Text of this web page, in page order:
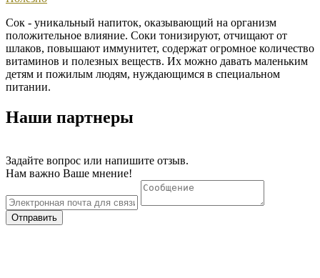
Сок - уникальный напиток, оказывающий на организм
положительное влияние. Соки тонизируют, отчищают от
шлаков, повышают иммунитет, содержат огромное количество
витаминов и полезных веществ. Их можно давать маленьким
детям и пожилым людям, нуждающимся в специальном
питании.
Наши партнеры
Задайте вопрос или напишите отзыв.
Нам важно Ваше мнение!
Отправить